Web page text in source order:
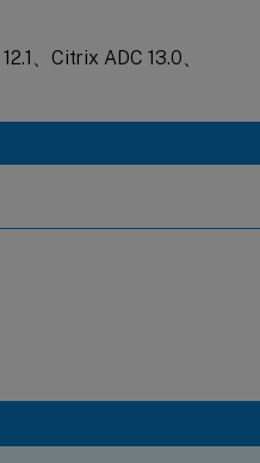
、Citrix ADC 13.0、